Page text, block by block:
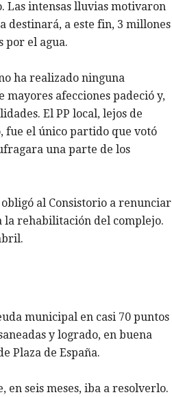
Las intensas lluvias motivaron
destinará, a este fin, 3 millones
por el agua.
ha realizado ninguna
afecciones padeció y,
El PP local, lejos de
fue el único partido que votó
una parte de los
al Consistorio a renunciar
la rehabilitación del complejo.
municipal en casi 70 puntos
y logrado, en buena
Plaza de España.
en seis meses, iba a resolverlo.